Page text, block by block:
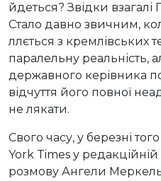
йдеться? Звідки взагалі
Стало давно звичним,
ллється з кремлівських
паралельну реальність,
державного керівника
відчуття його повної
не лякати.
Свого часу, у березні
York Times у редакційній
розмову Ангели